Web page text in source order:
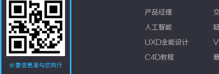
长春信息港与您同行
产品经理
人工智能
UXD全能设计
C4D教程